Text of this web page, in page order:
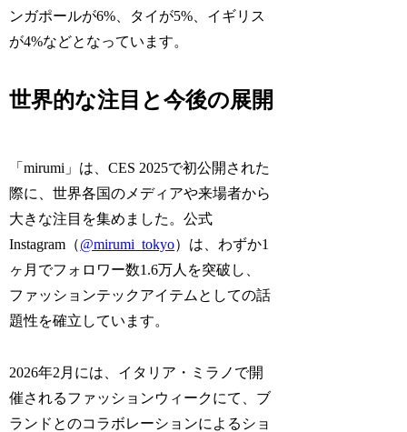
ンガポールが6%、タイが5%、イギリス
が4%などとなっています。
世界的な注目と今後の展開
「mirumi」は、CES 2025で初公開された
際に、世界各国のメディアや来場者から
大きな注目を集めました。公式
Instagram（@mirumi_tokyo）は、わずか1
ヶ月でフォロワー数1.6万人を突破し、
ファッションテックアイテムとしての話
題性を確立しています。
2026年2月には、イタリア・ミラノで開
催されるファッションウィークにて、ブ
ランドとのコラボレーションによるショ